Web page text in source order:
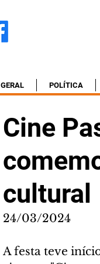
GERAL POLÍTICA
Cine
cultural
24/03/2024
A festa teve